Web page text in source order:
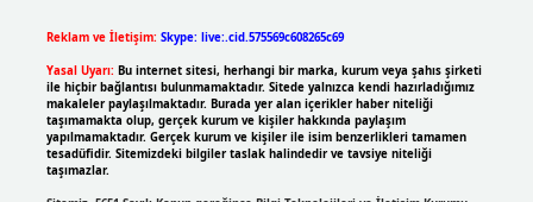
Reklam ve İletişim: Skype: live:.cid.575569c608265c69
Yasal Uyarı: Bu internet sitesi, herhangi bir marka, kurum veya şahıs şirketi
ile hiçbir bağlantısı bulunmamaktadır. Sitede yalnızca kendi hazırladığımız
makaleler paylaşılmaktadır. Burada yer alan içerikler haber niteliği
taşımamakta olup, gerçek kurum ve kişiler hakkında paylaşım
yapılmamaktadır. Gerçek kurum ve kişiler ile isim benzerlikleri tamamen
tesadüfidir. Sitemizdeki bilgiler taslak halindedir ve tavsiye niteliği
taşımazlar.